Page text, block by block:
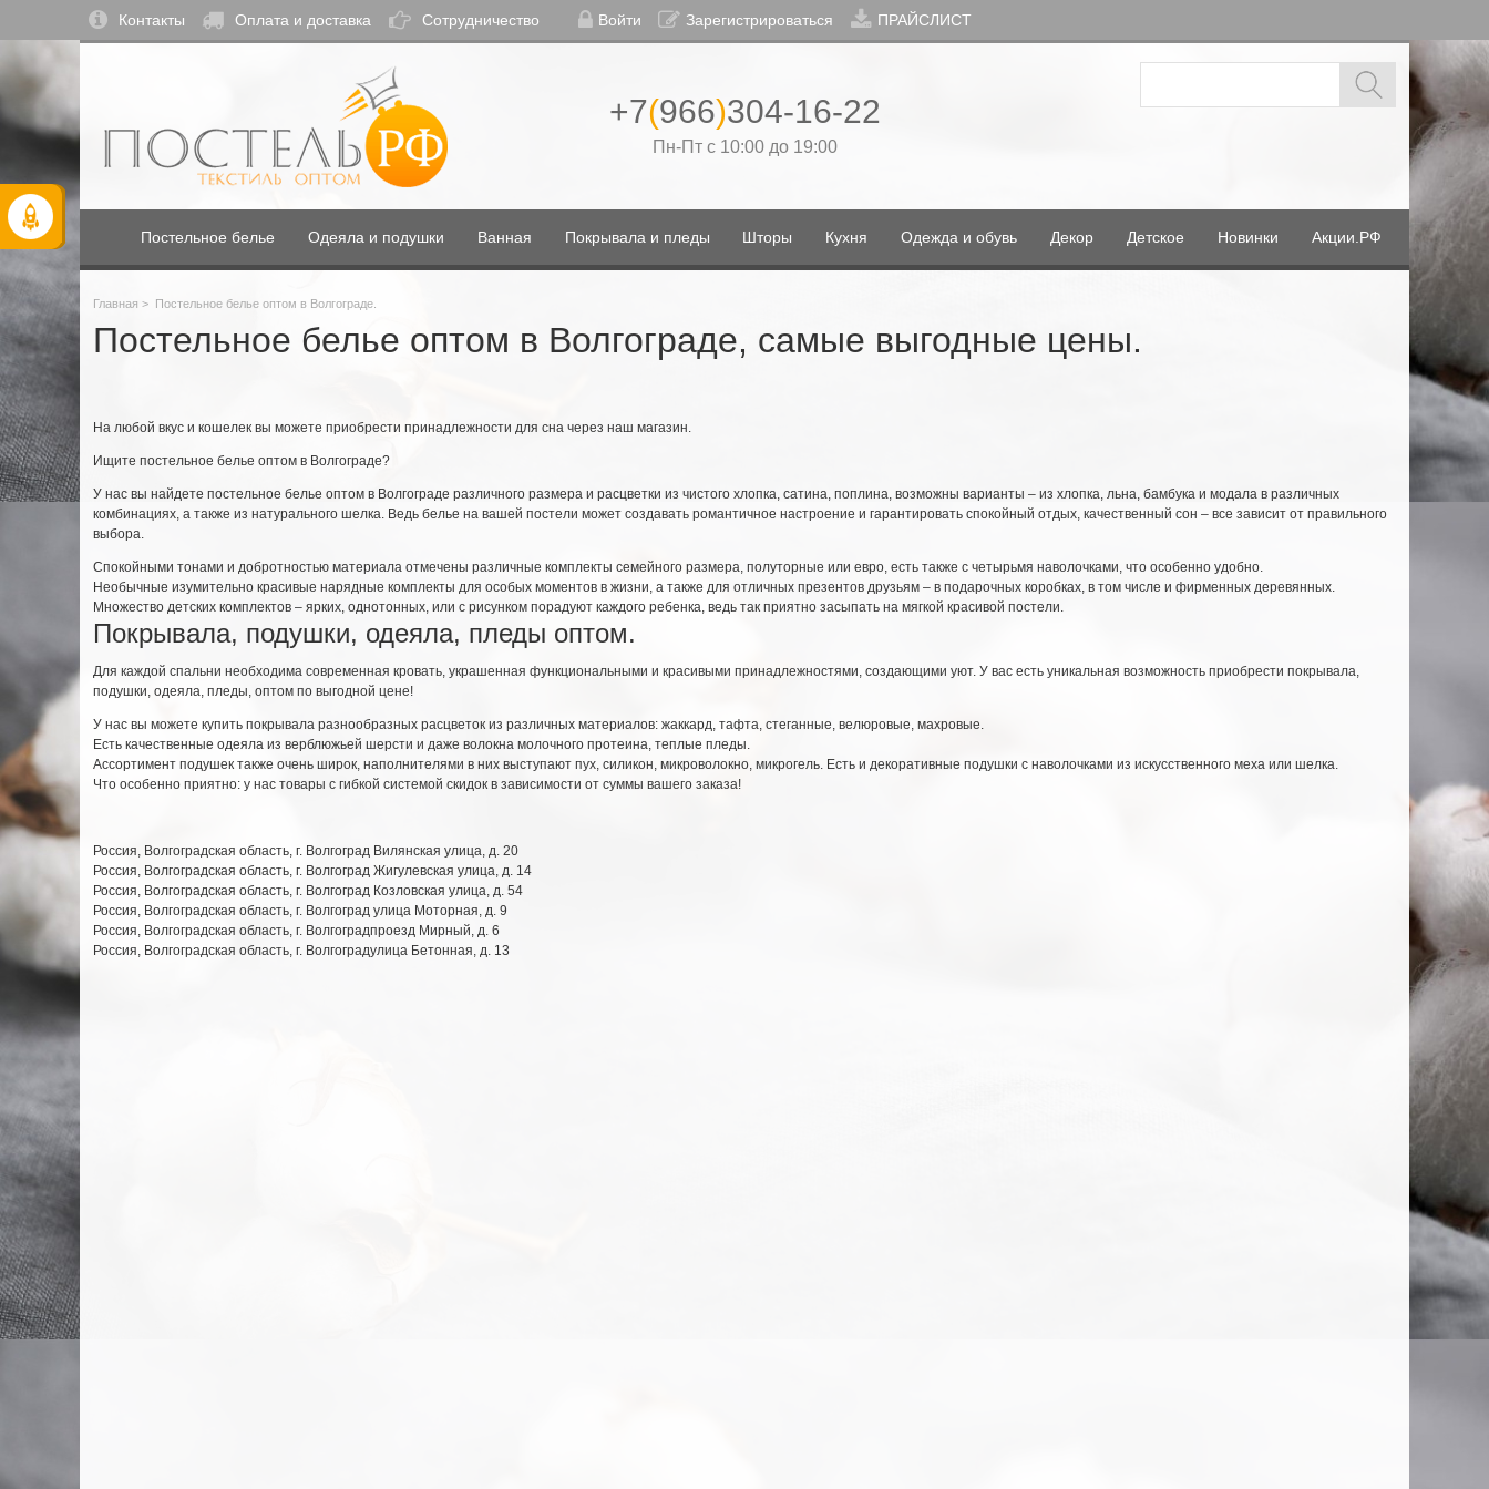
Контакты Оплата и доставка Сотрудничество Войти Зарегистрироваться ПРАЙСЛИСТ
+7(966)304-16-22
Пн-Пт с 10:00 до 19:00
Постельное белье Одеяла и подушки Ванная Покрывала и пледы Шторы Кухня Одежда и обувь Декор Детское Новинки Акции.РФ
Главная > Постельное белье оптом в Волгограде.
Постельное белье оптом в Волгограде, самые выгодные цены.
На любой вкус и кошелек вы можете приобрести принадлежности для сна через наш магазин.
Ищите постельное белье оптом в Волгограде?
У нас вы найдете постельное белье оптом в Волгограде различного размера и расцветки из чистого хлопка, сатина, поплина, возможны варианты – из хлопка, льна, бамбука и модала в различных
комбинациях, а также из натурального шелка. Ведь белье на вашей постели может создавать романтичное настроение и гарантировать спокойный отдых, качественный сон – все зависит от правильного
выбора.
Спокойными тонами и добротностью материала отмечены различные комплекты семейного размера, полуторные или евро, есть также с четырьмя наволочками, что особенно удобно.
Необычные изумительно красивые нарядные комплекты для особых моментов в жизни, а также для отличных презентов друзьям – в подарочных коробках, в том числе и фирменных деревянных.
Множество детских комплектов – ярких, однотонных, или с рисунком порадуют каждого ребенка, ведь так приятно засыпать на мягкой красивой постели.
Покрывала, подушки, одеяла, пледы оптом.
Для каждой спальни необходима современная кровать, украшенная функциональными и красивыми принадлежностями, создающими уют. У вас есть уникальная возможность приобрести покрывала,
подушки, одеяла, пледы, оптом по выгодной цене!
У нас вы можете купить покрывала разнообразных расцветок из различных материалов: жаккард, тафта, стеганные, велюровые, махровые.
Есть качественные одеяла из верблюжьей шерсти и даже волокна молочного протеина, теплые пледы.
Ассортимент подушек также очень широк, наполнителями в них выступают пух, силикон, микроволокно, микрогель. Есть и декоративные подушки с наволочками из искусственного меха или шелка.
Что особенно приятно: у нас товары с гибкой системой скидок в зависимости от суммы вашего заказа!
Россия, Волгоградская область, г. Волгоград Вилянская улица, д. 20
Россия, Волгоградская область, г. Волгоград Жигулевская улица, д. 14
Россия, Волгоградская область, г. Волгоград Козловская улица, д. 54
Россия, Волгоградская область, г. Волгоград улица Моторная, д. 9
Россия, Волгоградская область, г. Волгоградпроезд Мирный, д. 6
Россия, Волгоградская область, г. Волгоградулица Бетонная, д. 13